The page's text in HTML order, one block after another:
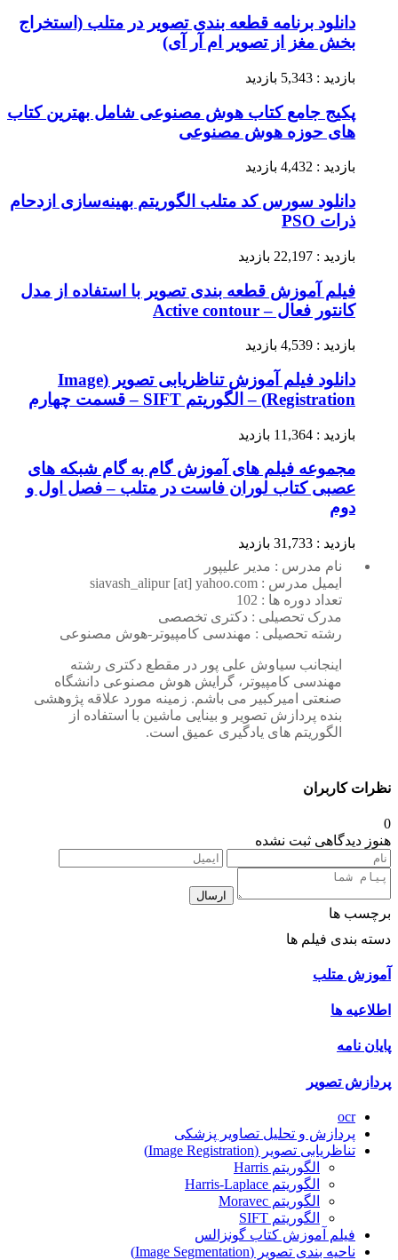
دانلود برنامه قطعه بندی تصویر در متلب (استخراج
بخش مغز از تصویر ام آر آی)
بازدید : 5,343 بازدید
پکیج جامع کتاب هوش مصنوعی شامل بهترین کتاب
های حوزه هوش مصنوعی
بازدید : 4,432 بازدید
دانلود سورس کد متلب الگوریتم بهینه‌سازی ازدحام
ذرات PSO
بازدید : 22,197 بازدید
فیلم آموزش قطعه بندی تصویر با استفاده از مدل
کانتور فعال – Active contour
بازدید : 4,539 بازدید
دانلود فیلم آموزش تناظریابی تصویر (Image
Registration) – الگوریتم SIFT – قسمت چهارم
بازدید : 11,364 بازدید
مجموعه فیلم های آموزش گام به گام شبکه های
عصبی کتاب لوران فاست در متلب – فصل اول و
دوم
بازدید : 31,733 بازدید
نام مدرس : مدیر علیپور
ایمیل مدرس : siavash_alipur [at] yahoo.com
تعداد دوره ها : 102
مدرک تحصیلی : دکتری تخصصی
رشته تحصیلی : مهندسی کامپیوتر-هوش مصنوعی
اینجانب سیاوش علی پور در مقطع دکتری رشته
مهندسی کامپیوتر، گرایش هوش مصنوعی دانشگاه
صنعتی امیرکبیر می باشم. زمینه مورد علاقه پژوهشی
بنده پردازش تصویر و بینایی ماشین با استفاده از
الگوریتم های یادگیری عمیق است.
نظرات کاربران
0
هنوز دیدگاهی ثبت نشده
ارسال
برچسب ها
دسته بندی فیلم ها
آموزش متلب
اطلاعیه ها
پایان نامه
پردازش تصویر
ocr
پردازش و تحلیل تصاویر پزشکی
تناظریابی تصویر (Image Registration)
الگوریتم Harris
الگوریتم Harris-Laplace
الگوریتم Moravec
الگوریتم SIFT
فیلم آموزش کتاب گونزالس
ناحیه بندی تصویر (Image Segmentation)